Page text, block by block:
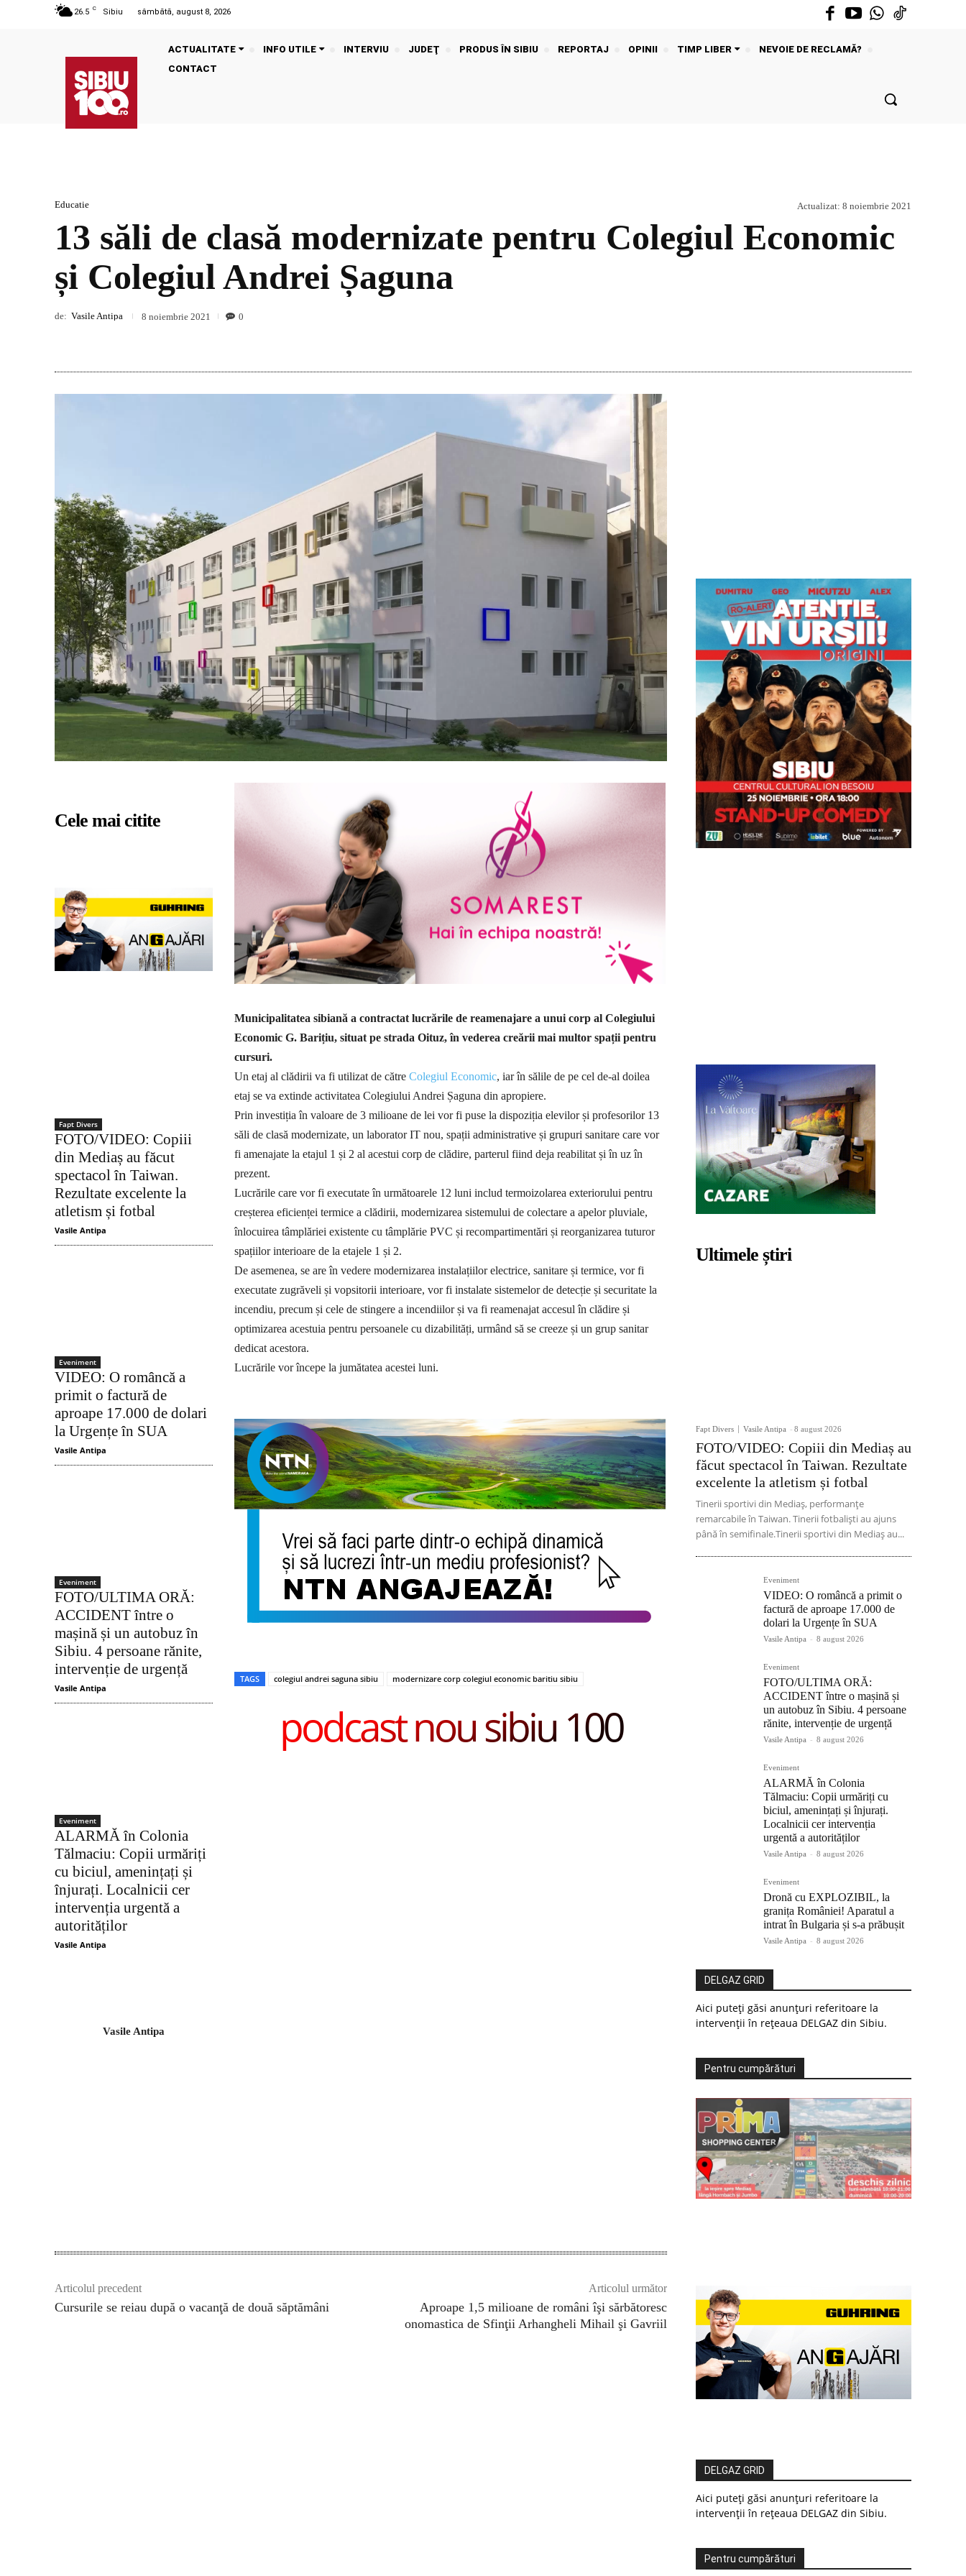
26.5 C Sibiu sâmbătă, august 8, 2026
ACTUALITATE INFO UTILE INTERVIU JUDEŢ PRODUS ÎN SIBIU REPORTAJ OPINII TIMP LIBER
NEVOIE DE RECLAMĂ?
CONTACT
Educatie Actualizat: 8 noiembrie 2021
13 săli de clasă modernizate pentru Colegiul Economic
și Colegiul Andrei Șaguna
de: Vasile Antipa 8 noiembrie 2021 0
Cele mai citite
Fapt Divers
FOTO/VIDEO: Copiii
din Mediaș au făcut
spectacol în Taiwan.
Rezultate excelente la
atletism și fotbal
Vasile Antipa
Eveniment
VIDEO: O româncă a
primit o factură de
aproape 17.000 de dolari
la Urgențe în SUA
Vasile Antipa
Eveniment
FOTO/ULTIMA ORĂ:
ACCIDENT între o
mașină și un autobuz în
Sibiu. 4 persoane rănite,
intervenție de urgență
Vasile Antipa
Eveniment
ALARMĂ în Colonia
Tălmaciu: Copii urmăriți
cu biciul, amenințați și
înjurați. Localnicii cer
intervenția urgentă a
autorităților
Vasile Antipa
Vasile Antipa
Municipalitatea sibiană a contractat lucrările de reamenajare a unui corp al Colegiului
Economic G. Barițiu, situat pe strada Oituz, în vederea creării mai multor spații pentru
cursuri.
Un etaj al clădirii va fi utilizat de către Colegiul Economic, iar în sălile de pe cel de-al doilea
etaj se va extinde activitatea Colegiului Andrei Șaguna din apropiere.
Prin investiția în valoare de 3 milioane de lei vor fi puse la dispoziția elevilor și profesorilor 13
săli de clasă modernizate, un laborator IT nou, spații administrative și grupuri sanitare care vor
fi amenajate la etajul 1 și 2 al acestui corp de clădire, parterul fiind deja reabilitat și în uz în
prezent.
Lucrările care vor fi executate în următoarele 12 luni includ termoizolarea exteriorului pentru
creșterea eficienței termice a clădirii, modernizarea sistemului de colectare a apelor pluviale,
înlocuirea tâmplăriei existente cu tâmplărie PVC și recompartimentări și reorganizarea tuturor
spațiilor interioare de la etajele 1 și 2.
De asemenea, se are în vedere modernizarea instalațiilor electrice, sanitare și termice, vor fi
executate zugrăveli și vopsitorii interioare, vor fi instalate sistemelor de detecție și securitate la
incendiu, precum și cele de stingere a incendiilor și va fi reamenajat accesul în clădire și
optimizarea acestuia pentru persoanele cu dizabilități, urmând să se creeze și un grup sanitar
dedicat acestora.
Lucrările vor începe la jumătatea acestei luni.
TAGS colegiul andrei saguna sibiu modernizare corp colegiul economic baritiu sibiu
podcast nou sibiu 100
Ultimele știri
Fapt Divers Vasile Antipa - 8 august 2026
FOTO/VIDEO: Copiii din Mediaș au
făcut spectacol în Taiwan. Rezultate
excelente la atletism și fotbal
Tinerii sportivi din Mediaș, performanțe
remarcabile în Taiwan. Tinerii fotbaliști au ajuns
până în semifinale.Tinerii sportivi din Mediaș au...
Eveniment
VIDEO: O româncă a primit o
factură de aproape 17.000 de
dolari la Urgențe în SUA
Vasile Antipa - 8 august 2026
Eveniment
FOTO/ULTIMA ORĂ:
ACCIDENT între o mașină și
un autobuz în Sibiu. 4 persoane
rănite, intervenție de urgență
Vasile Antipa - 8 august 2026
Eveniment
ALARMĂ în Colonia
Tălmaciu: Copii urmăriți cu
biciul, amenințați și înjurați.
Localnicii cer intervenția
urgentă a autorităților
Vasile Antipa - 8 august 2026
Eveniment
Dronă cu EXPLOZIBIL, la
granița României! Aparatul a
intrat în Bulgaria și s-a prăbușit
Vasile Antipa - 8 august 2026
DELGAZ GRID
Aici puteți găsi anunțuri referitoare la
intervenții în rețeaua DELGAZ din Sibiu.
Pentru cumpărături
Articolul precedent
Cursurile se reiau după o vacanţă de două săptămâni
Articolul următor
Aproape 1,5 milioane de români îşi sărbătoresc
onomastica de Sfinţii Arhangheli Mihail şi Gavriil
DELGAZ GRID
Aici puteți găsi anunțuri referitoare la
intervenții în rețeaua DELGAZ din Sibiu.
Pentru cumpărături